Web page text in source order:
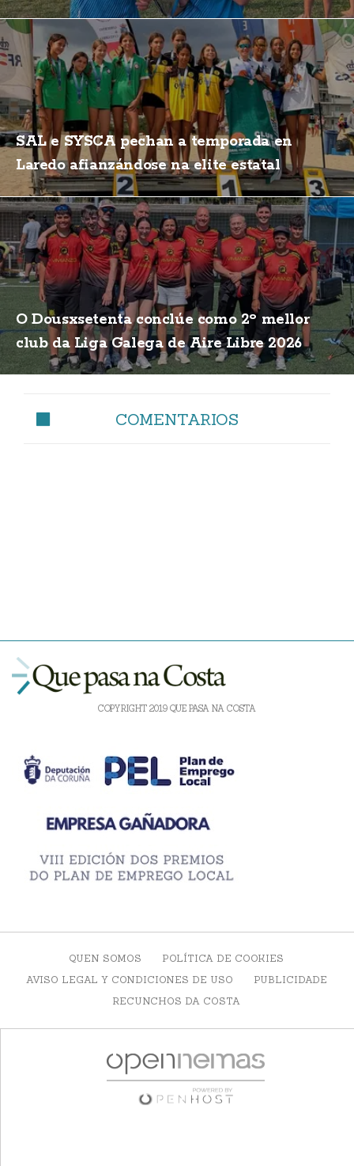
SAL e SYSCA pechan a temporada en
Laredo afianzándose na elite estatal
O Dousxsetenta conclúe como 2º mellor
club da Liga Galega de Aire Libre 2026
COMENTARIOS
COPYRIGHT 2019 QUE PASA NA COSTA
QUEN SOMOS
POLÍTICA DE COOKIES
AVISO LEGAL Y CONDICIONES DE USO
PUBLICIDADE
RECUNCHOS DA COSTA